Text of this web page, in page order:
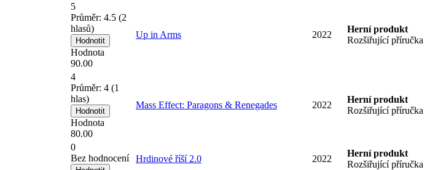
5
Průměr: 4.5 (2
hlasů)
Hodnota
90.00
Up in Arms 2022
Herní produkt
Rozšiřující příručka
4
Průměr: 4 (1
hlas)
Hodnota
80.00
Mass Effect: Paragons & Renegades 2022
Herní produkt
Rozšiřující příručka
0
Bez hodnocení
Hrdinové říší 2.0 2022
Herní produkt
Rozšiřující příručka